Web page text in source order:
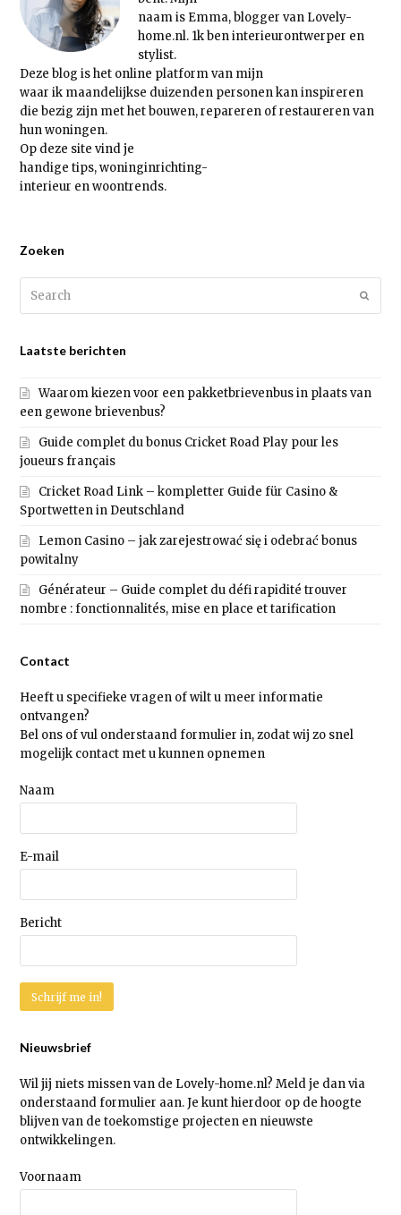
naam is Emma, blogger van Lovely-
home.nl. 1k ben interieurontwerper en
stylist.
Deze blog is het online platform van mijn
waar ik maandelijkse duizenden personen kan inspireren
die bezig zijn met het bouwen, repareren of restaureren van
hun woningen.
Op deze site vind je
handige tips, woninginrichting-
interieur en woontrends.
Zoeken
Laatste berichten
Waarom kiezen voor een pakketbrievenbus in plaats van
een gewone brievenbus?
Guide complet du bonus Cricket Road Play pour les
joueurs français
Cricket Road Link – kompletter Guide für Casino &
Sportwetten in Deutschland
Lemon Casino – jak zarejestrować się i odebrać bonus
powitalny
Générateur – Guide complet du défi rapidité trouver
nombre : fonctionnalités, mise en place et tarification
Contact
Heeft u specifieke vragen of wilt u meer informatie
ontvangen?
Bel ons of vul onderstaand formulier in, zodat wij zo snel
mogelijk contact met u kunnen opnemen
Naam
E-mail
Bericht
Nieuwsbrief
Wil jij niets missen van de Lovely-home.nl? Meld je dan via
onderstaand formulier aan. Je kunt hierdoor op de hoogte
blijven van de toekomstige projecten en nieuwste
ontwikkelingen.
Voornaam